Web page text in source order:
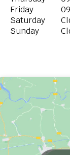
Friday
Saturday
Sunday